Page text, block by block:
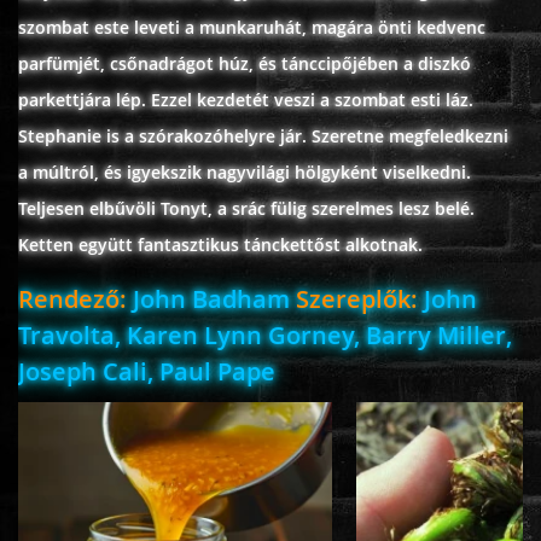
ÉLŐ ADÁSOK (LIVE)
SOROZAT
KARÁCSONYI FILMEK
PC-GAME
szombat este leveti a munkaruhát, magára önti kedvenc
parfümjét, csőnadrágot húz, és tánccipőjében a diszkó
parkettjára lép. Ezzel kezdetét veszi a szombat esti láz.
Stephanie is a szórakozóhelyre jár. Szeretne megfeledkezni
a múltról, és igyekszik nagyvilági hölgyként viselkedni.
Teljesen elbűvöli Tonyt, a srác fülig szerelmes lesz belé.
Ketten együtt fantasztikus tánckettőst alkotnak.
Rendező:John BadhamSzereplők:John
Travolta, Karen Lynn Gorney, Barry Miller,
Joseph Cali, Paul Pape